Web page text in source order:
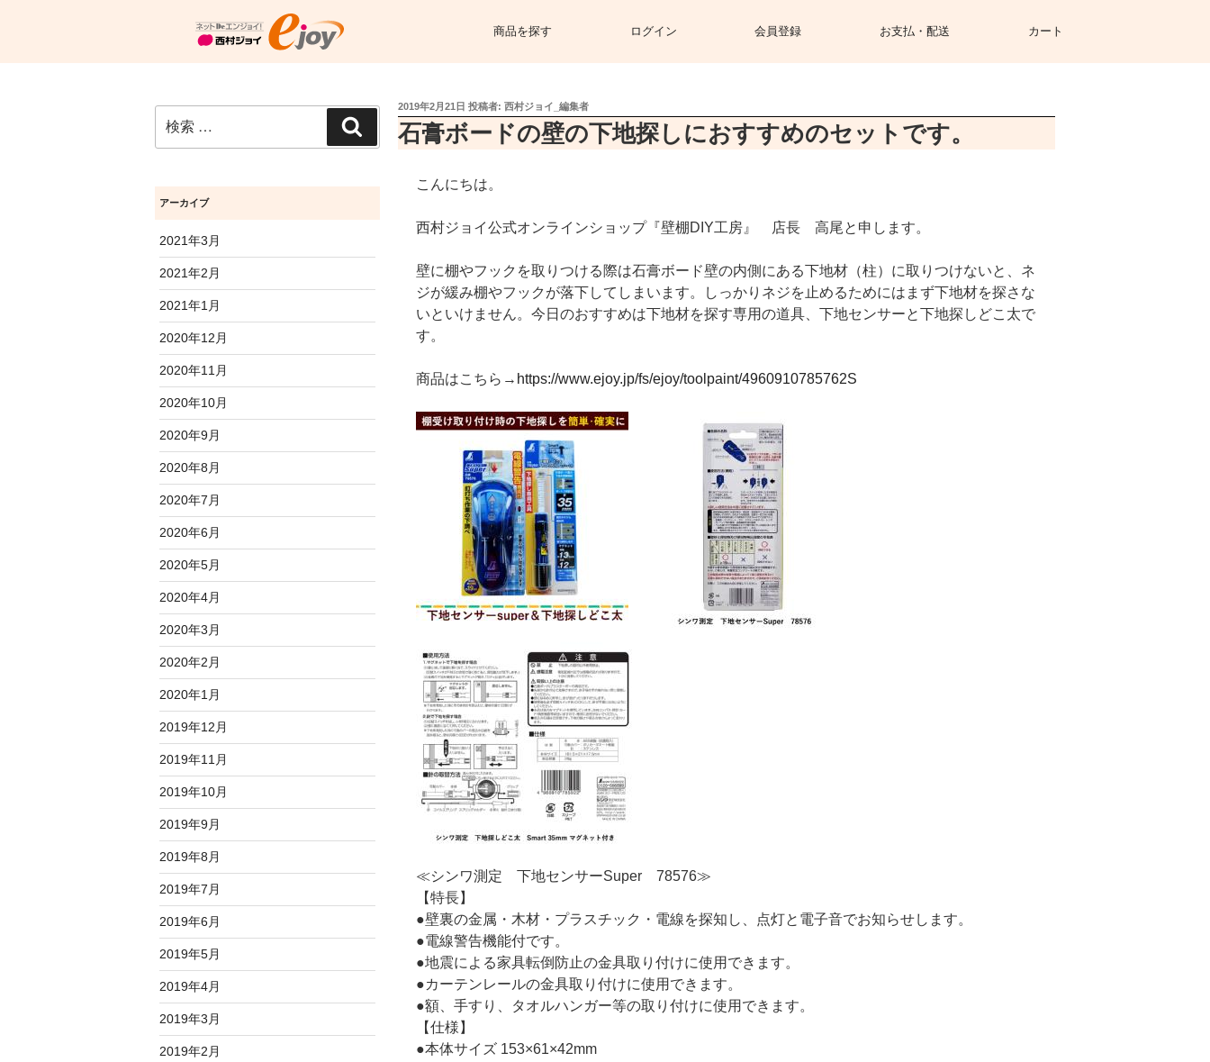
商品を探す ログイン 会員登録 お支払・配送 カート
投
稿
日:
2019年2月21日 投稿者: 西村ジョイ_編集者
石膏ボードの壁の下地探しにおすすめのセットです。
こんにちは。
西村ジョイ公式オンラインショップ『壁棚DIY工房』 店長 高尾と申します。
壁に棚やフックを取りつける際は石膏ボード壁の内側にある下地材（柱）に取りつけないと、ネ
ジが緩み棚やフックが落下してしまいます。しっかりネジを止めるためにはまず下地材を探さな
いといけません。今日のおすすめは下地材を探す専用の道具、下地センサーと下地探しどこ太で
す。
商品はこちら→ https://www.ejoy.jp/fs/ejoy/toolpaint/4960910785762S
≪シンワ測定 下地センサーSuper 78576≫
【特長】
●壁裏の金属・木材・プラスチック・電線を探知し、点灯と電子音でお知らせします。
●電線警告機能付です。
●地震による家具転倒防止の金具取り付けに使用できます。
●カーテンレールの金具取り付けに使用できます。
●額、手すり、タオルハンガー等の取り付けに使用できます。
【仕様】
●本体サイズ 153×61×42mm
索:
索
アーカイブ
2021年3月
2021年2月
2021年1月
2020年12月
2020年11月
2020年10月
2020年9月
2020年8月
2020年7月
2020年6月
2020年5月
2020年4月
2020年3月
2020年2月
2020年1月
2019年12月
2019年11月
2019年10月
2019年9月
2019年8月
2019年7月
2019年6月
2019年5月
2019年4月
2019年3月
2019年2月